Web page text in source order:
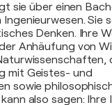
sie über einen
Sie
Denken. Ihre
Anhäufung von
mit Geistes- und
sowie
also sagen: Ihre